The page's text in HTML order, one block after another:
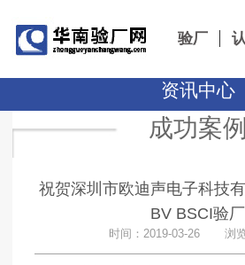
验厂
资讯中心
成功案例
祝贺深圳市欧迪声电子科技
BV BSCI验厂
时间：2019-03-26 浏览